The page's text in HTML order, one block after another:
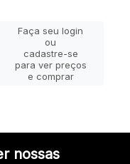
Faça seu login
ou
cadastre-se
para ver preços
e comprar
nossas